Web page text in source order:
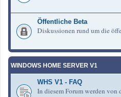
Öffentliche Beta
Diskussionen rund um die
WINDOWS HOME SERVER V1
WHS V1 - FAQ
In diesem Forum werden